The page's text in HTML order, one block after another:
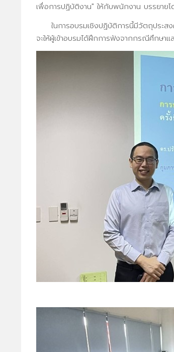
เพื่อการปฏิบัติงาน" ให้กับพนักงาน บรรยาย
ในการอบรมเชิงปฏิบัติการนี้มีวัตถุประสง
จะให้ผู้เข้าอบรมได้ฝึกการฟังจากกรณีศึกษ